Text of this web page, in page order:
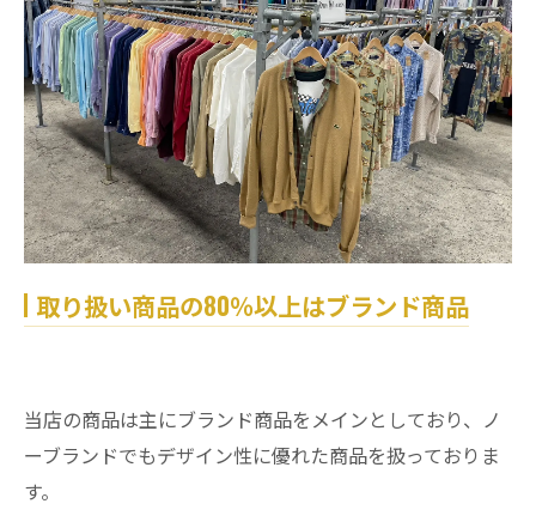
取り扱い商品の80％以上はブランド商品
当店の商品は主にブランド商品をメインとしており、ノ
ーブランドでもデザイン性に優れた商品を扱っておりま
す。